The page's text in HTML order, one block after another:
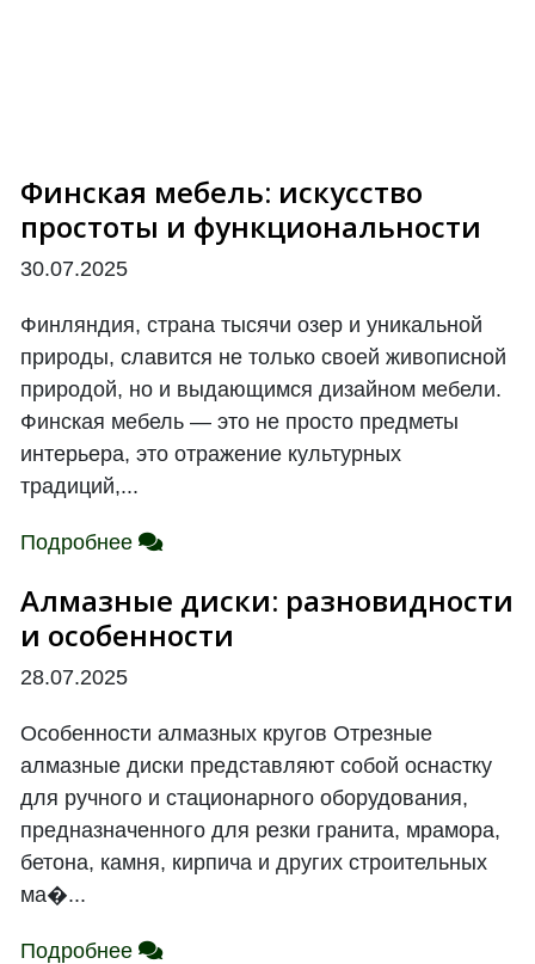
Финская мебель: искусство
простоты и функциональности
30.07.2025
Финляндия, страна тысячи озер и уникальной
природы, славится не только своей живописной
природой, но и выдающимся дизайном мебели.
Финская мебель — это не просто предметы
интерьера, это отражение культурных
традиций,...
Подробнее
Алмазные диски: разновидности
и особенности
28.07.2025
Особенности алмазных кругов Отрезные
алмазные диски представляют собой оснастку
для ручного и стационарного оборудования,
предназначенного для резки гранита, мрамора,
бетона, камня, кирпича и других строительных
ма�...
Подробнее